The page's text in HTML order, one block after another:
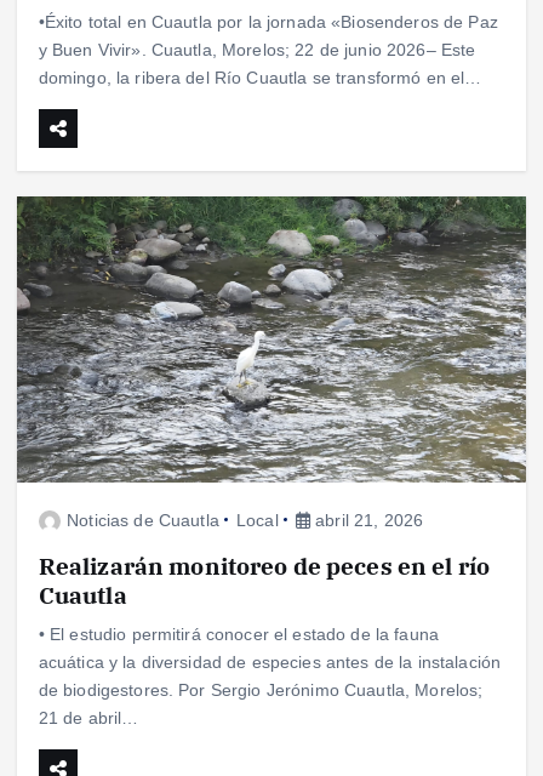
•Éxito total en Cuautla por la jornada «Biosenderos de Paz
y Buen Vivir». Cuautla, Morelos; 22 de junio 2026– Este
domingo, la ribera del Río Cuautla se transformó en el…
Noticias de Cuautla Local abril 21, 2026
Realizarán monitoreo de peces en el río
Cuautla
• El estudio permitirá conocer el estado de la fauna
acuática y la diversidad de especies antes de la instalación
de biodigestores. Por Sergio Jerónimo Cuautla, Morelos;
21 de abril…